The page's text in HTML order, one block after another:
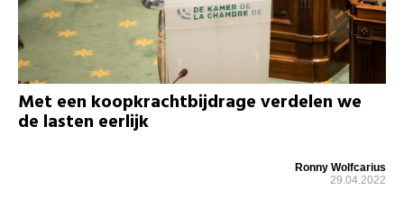
Met een koopkrachtbijdrage verdelen we
de lasten eerlijk
Ronny Wolfcarius
29.04.2022